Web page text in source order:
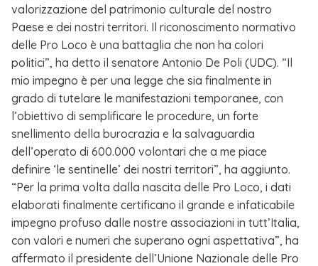
valorizzazione del patrimonio culturale del nostro
Paese e dei nostri territori. Il riconoscimento normativo
delle Pro Loco è una battaglia che non ha colori
politici”, ha detto il senatore Antonio De Poli (UDC). “Il
mio impegno è per una legge che sia finalmente in
grado di tutelare le manifestazioni temporanee, con
l’obiettivo di semplificare le procedure, un forte
snellimento della burocrazia e la salvaguardia
dell’operato di 600.000 volontari che a me piace
definire ‘le sentinelle’ dei nostri territori”, ha aggiunto.
“Per la prima volta dalla nascita delle Pro Loco, i dati
elaborati finalmente certificano il grande e infaticabile
impegno profuso dalle nostre associazioni in tutt’Italia,
con valori e numeri che superano ogni aspettativa”, ha
affermato il presidente dell’Unione Nazionale delle Pro